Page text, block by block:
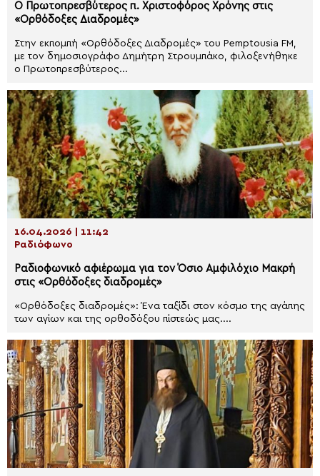
Ο Πρωτοπρεσβύτερος π. Χριστοφόρος Χρόνης στις
«Ορθόδοξες Διαδρομές»
Στην εκπομπή «Ορθόδοξες Διαδρομές» του Pemptousia FM,
με τον δημοσιογράφο Δημήτρη Στρουμπάκο, φιλοξενήθηκε
ο Πρωτοπρεσβύτερος...
16.04.2026 | 11:42
Ραδιόφωνο
Ραδιοφωνικό αφιέρωμα για τον Όσιο Αμφιλόχιο Μακρή
στις «Ορθόδοξες διαδρομές»
«Ορθόδοξες διαδρομές»: Ένα ταξίδι στον κόσμο της αγάπης
των αγίων και της ορθοδόξου πίστεώς μας....